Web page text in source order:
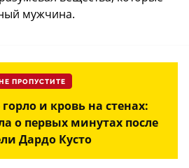
мужчина.
ПРОПУСТИТЕ
и кровь на стенах:
о первых минутах после
Дардо Кусто